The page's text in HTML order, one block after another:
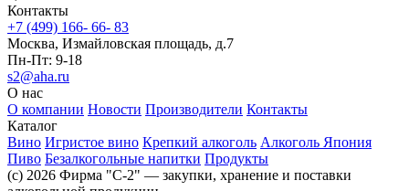
Контакты
+7 (499) 166- 66- 83
Москва, Измайловская площадь, д.7
Пн-Пт: 9-18
s2@aha.ru
О нас
О компании Новости Производители Контакты
Каталог
Вино Игристое вино Крепкий алкоголь Алкоголь Япония
Пиво Безалкогольные напитки Продукты
(c) 2026 Фирма "С-2" — закупки, хранение и поставки